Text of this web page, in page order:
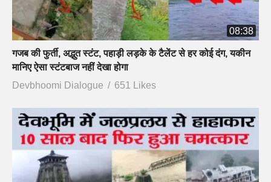
08:38
गजब की फुर्ती, अद्भुत स्टंट, पहाड़ी लड़के के टैलेंट से हर कोई दंग, यकीन
मानिए ऐसा स्टंटबाज नहीं देखा होगा
Devbhoomi Dialogue
651 Likes